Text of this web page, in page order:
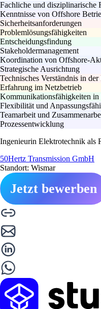
Fachliche und disziplinarische
Kenntnisse von Offshore
Sicherheitsanforderungen
Problemlösungsfähigkeiten
Entscheidungsfindung
Stakeholdermanagement
Koordination von Offshore-
Strategische Ausrichtung
Technisches Verständnis in
Erfahrung im Netzbetrieb
Kommunikationsfähigkeiten in
Flexibilität und
Teamarbeit und
Prozessentwicklung
Ingenieurin Elektrotechnik als
50Hertz Transmission GmbH
Standort: Wismar
Jetzt bewerben